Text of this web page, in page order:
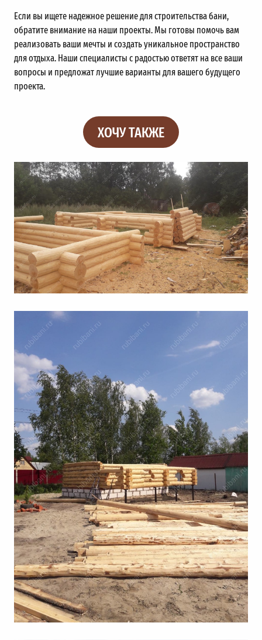
Если вы ищете надежное решение для строительства бани,
обратите внимание на наши проекты. Мы готовы помочь вам
реализовать ваши мечты и создать уникальное пространство
для отдыха. Наши специалисты с радостью ответят на все ваши
вопросы и предложат лучшие варианты для вашего будущего
проекта.
ХОЧУ ТАКЖЕ